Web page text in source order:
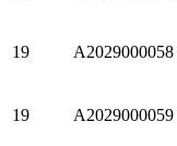
19 A2029000058
19 A2029000059